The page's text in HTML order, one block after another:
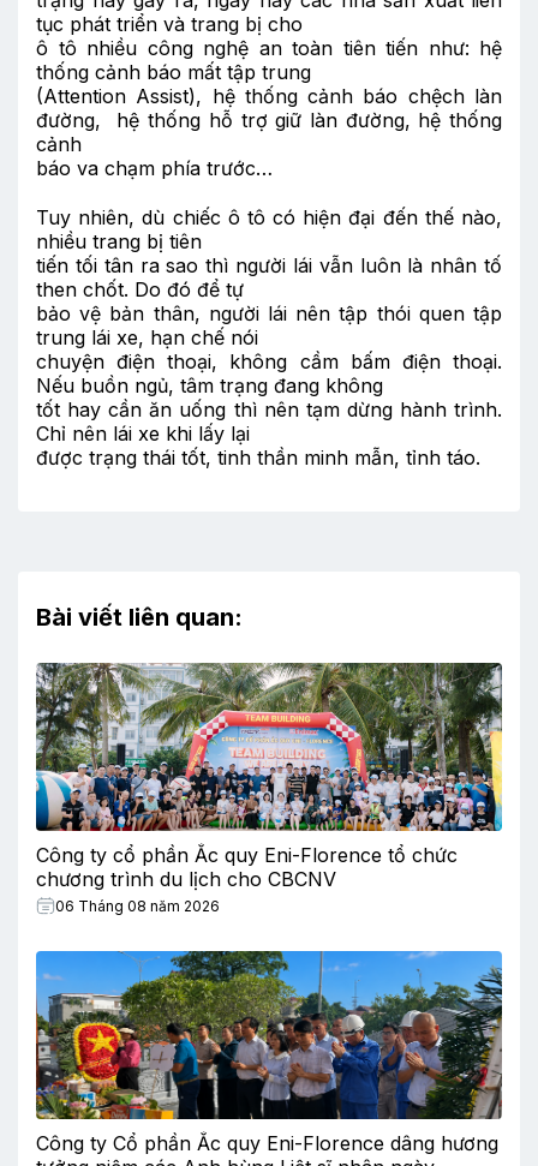
tục phát triển và trang bị cho
ô tô nhiều công nghệ an toàn tiên tiến như: hệ
thống cảnh báo mất tập trung
(Attention Assist), hệ thống cảnh báo chệch làn
đường, hệ thống hỗ trợ giữ làn đường, hệ thống
cảnh
báo va chạm phía trước…
Tuy nhiên, dù chiếc ô tô có hiện đại đến thế nào,
nhiều trang bị tiên
tiến tối tân ra sao thì người lái vẫn luôn là nhân tố
then chốt. Do đó để tự
bảo vệ bản thân, người lái nên tập thói quen tập
trung lái xe, hạn chế nói
chuyện điện thoại, không cầm bấm điện thoại.
Nếu buồn ngủ, tâm trạng đang không
tốt hay cần ăn uống thì nên tạm dừng hành trình.
Chỉ nên lái xe khi lấy lại
được trạng thái tốt, tinh thần minh mẫn, tỉnh táo.
Bài viết liên quan:
Công ty cổ phần Ắc quy Eni-Florence tổ chức
chương trình du lịch cho CBCNV
06 Tháng 08 năm 2026
Công ty Cổ phần Ắc quy Eni-Florence dâng hương